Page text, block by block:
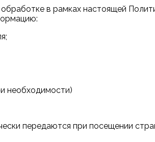
в рамках настоящей
необходимости)
передаются при посещении